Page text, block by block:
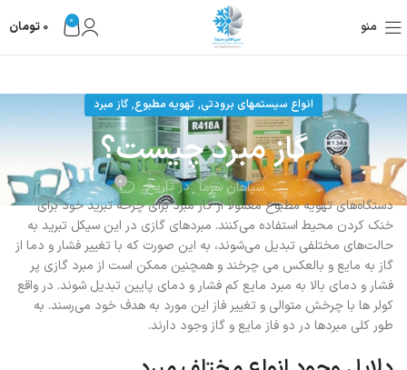
منو 0
0 تومان
انواع سیستمهای برودتی, تهویه مطبوع,گاز مبرد
گاز مبرد چیست؟
سپاهان سرما در تاریخ 0
دستگاه‌های تهویه مطبوع معمولاً از گاز مبرد برای چرخه تبرید خود برای
خنک کردن محیط استفاده می‌کنند. مبردهای گازی در این سیکل تبرید به
حالت‌های مختلفی تبدیل می‌شوند، به این صورت که با تغییر فشار و دما از
گاز به مایع و بالعکس می چرخند و همچنین ممکن است از مبرد گازی پر
فشار و دمای بالا به مبرد مایع کم فشار و دمای پایین تبدیل شوند. در واقع
کولر ها با چرخش متوالی و تغییر فاز این مورد به هدف خود می‌رسند. به
طور کلی مبردها در دو فاز مایع و گاز وجود دارند.